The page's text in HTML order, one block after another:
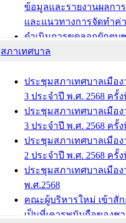
ข้อมูลและรายงานผลกา
และแนวทางการจัดทำค่
ดำเนินการขุดลอกผักตบ
พัฒนาฟื้นฟูและแก้ไขปัญ
ดำเนินการขุดลอกผักตบ
พัฒนาฟื้นฟูและแก้ไขปัญ
ชนท่าบ้งมั่ง
บทความ อื่นๆ ...
สภาเทศบาล
ประชุมสภาเทศบาลเมือ
3 ประจำปี พ.ศ. 2568 ครั้ง
ประชุมสภาเทศบาลเมือ
3 ประจำปี พ.ศ. 2568 ครั้ง
ประชุมสภาเทศบาลเมือ
2 ประจำปี พ.ศ. 2568 ครั้ง
ประชุมสภาเทศบาลเมือ
พ.ศ.2568
คณะผู้บริหารใหม่ เข้าสั
เป็นที่เคารพนับถือของช